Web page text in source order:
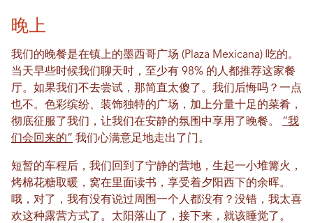
晚上
我们的晚餐是在镇上的墨西哥广场 (Plaza Mexicana) 吃的。
当天早些时候我们聊天时，至少有 98% 的人都推荐这家餐
厅。如果我们不去尝试，那简直太傻了。我们后悔吗？一点
也不。色彩缤纷、装饰独特的广场，加上分量十足的菜肴，
彻底征服了我们，让我们在安静的氛围中享用了晚餐。 “我
们会回来的” 我们心满意足地走出了门。
短暂的车程后，我们回到了宁静的营地，生起一小堆篝火，
烤棉花糖取暖，窝在里面读书，享受着夕阳西下的余晖。
哦，对了，我有没有说过周围一个人都没有？没错，我太喜
欢这种露营方式了。太阳落山了，接下来，就该睡觉了。